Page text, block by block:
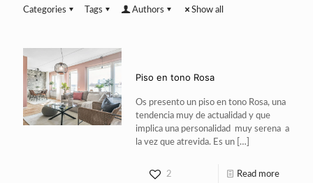
Categories Tags Authors Show all
Piso en tono Rosa
Os presento un piso en tono Rosa, una
tendencia muy de actualidad y que
implica una personalidad muy serena a
la vez que atrevida. Es un […]
2 Read more